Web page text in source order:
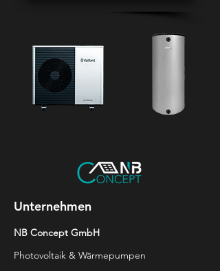
Unternehmen
NB Concept GmbH
Photovoltaik & Wärmepumpen